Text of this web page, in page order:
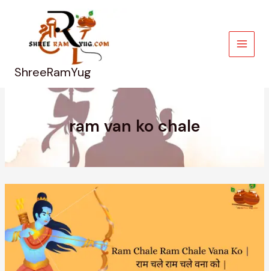
ShreeRamYug
ram van ko chale
Chale
Ram
Chale
Vana
Ko